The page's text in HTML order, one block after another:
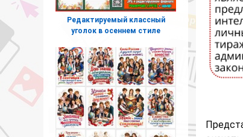
Редактируемый классный
уголок в осеннем стиле